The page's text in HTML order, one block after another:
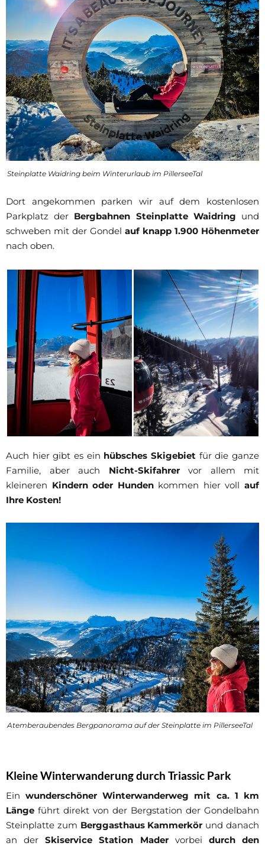
Steinplatte Waidring beim Winterurlaub im PillerseeTal
Dort angekommen parken wir auf dem kostenlosen
Parkplatz der Bergbahnen Steinplatte Waidring und
schweben mit der Gondel auf knapp 1.900 Höhenmeter
nach oben.
Auch hier gibt es ein hübsches Skigebiet für die ganze
Familie, aber auch Nicht-Skifahrervor allem mit
kleineren Kindern oder Hundenkommen hier vollauf
Ihre Kosten!
Atemberaubendes Bergpanorama auf der Steinplatte im PillerseeTal
Kleine Winterwanderung durch Triassic Park
Ein wunderschöner Winterwanderweg mit ca. 1 km
Länge führt direkt von der Bergstation der Gondelbahn
Steinplatte zum Berggasthaus Kammerkör und danach
an derSkiservice Station Madervorbei durch den